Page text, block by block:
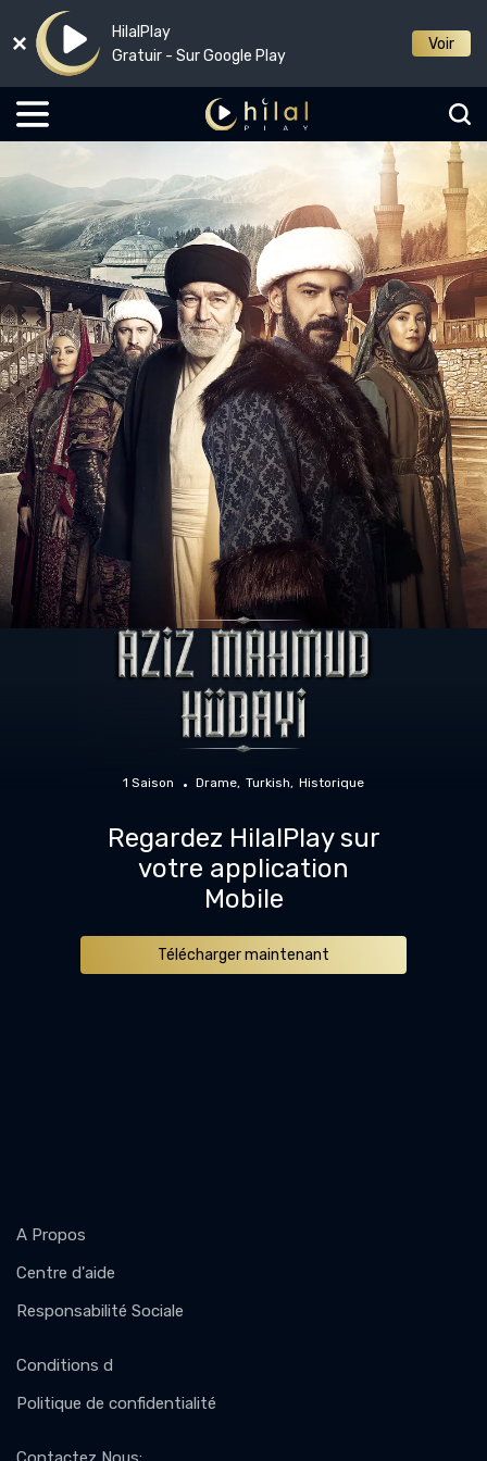
HilalPlay
Gratuir - Sur Google Play
Voir
1 Saison Drame Turkish Historique
Regardez HilalPlay sur
votre application
Mobile
Télécharger maintenant
A Propos
Centre d'aide
Responsabilité Sociale
Conditions d
Politique de confidentialité